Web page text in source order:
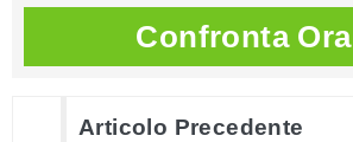
Confronta Ora
Articolo Precedente